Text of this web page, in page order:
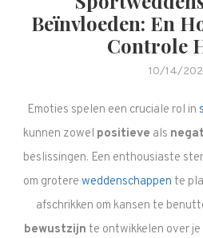
Beïnvloeden: En
Controle
10/14/
Emoties spelen een cruciale rol in
kunnen zowel positieve als
beslissingen. Een enthousiaste
om grotere weddenschappen te
afschrikken om kansen te
bewustzijn te ontwikkelen over je